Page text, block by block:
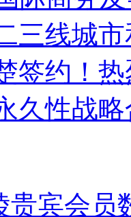
线城市
签约！
久性战
贵宾会员